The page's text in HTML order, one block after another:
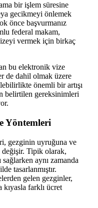
bir işlem süresine
gecikmeyi önlemek
önce başvurmanız
federal makam,
vermek için birkaç
bu elektronik vize
de dahil olmak üzere
önemli bir artışı
belirtilen gereksinimleri
Yöntemleri
gezginin uyruğuna ve
değişir. Tipik olarak,
aynı zamanda
tasarlanmıştır.
gelen gezginler,
kıyasla farklı ücret